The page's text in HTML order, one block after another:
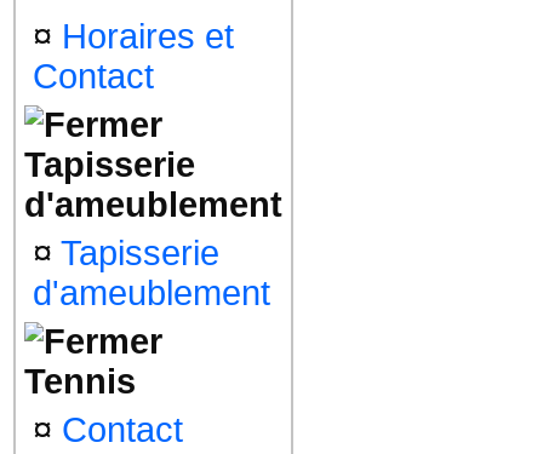
¤ Horaires et
Contact
Tapisserie
d'ameublement
¤ Tapisserie
d'ameublement
Tennis
¤ Contact